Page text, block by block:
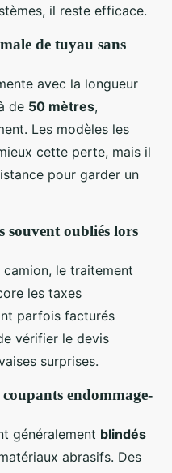
il reste efficace.
de tuyau sans
avec la longueur
de 50 mètres,
Les modèles les
cette perte, mais il
pour garder un
souvent oubliés lors
le traitement
les taxes
parfois facturés
vérifier le devis
surprises.
endommage-
généralement blindés
abrasifs. Des